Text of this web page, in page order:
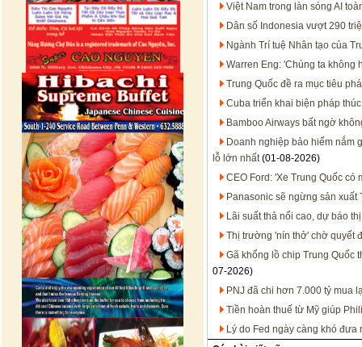
Việt Nam trong làn sóng AI
Dân số Indonesia vượt 290
Ngành Trí tuệ Nhân tạo của
Warren Eng: 'Chúng ta không
Trung Quốc đề ra mục tiêu
Cuba triển khai biện pháp
Bamboo Airways bất ngờ
Doanh nghiệp bảo hiểm nắm
lỗ lớn nhất(01-08-2026)
CEO Ford: 'Xe Trung Quốc có
Panasonic sẽ ngừng sản xuất
Lãi suất thả nổi cao, dự báo
Thị trường 'nín thở' chờ quyết
Gã khổng lồ chip Trung Quốc
07-2026)
PNJ đã chi hơn 7.000 tỷ mua
Tiền hoàn thuế từ Mỹ giúp
Lý do Fed ngày càng khó đưa